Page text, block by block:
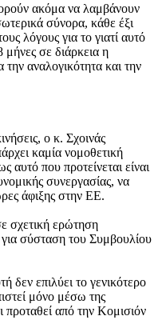
ακόμα να λαμβάνουν
σύνορα, κάθε έξι
λόγους για το γιατί αυτό
μήνες σε διάρκεια η
αναλογικότητα και την
ο κ. Σχοινάς
καμία νομοθετική
αυτό που προτείνεται είναι
συνεργασίας, να
άφιξης στην ΕΕ.
σχετική ερώτηση
σύσταση του Συμβουλίου
δεν επιλύει το γενικότερο
μόνο μέσω της
προταθεί από την Κομισιόν